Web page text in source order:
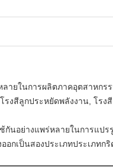
ลายในการผลิตภาคอุตสาหกร
สีลูกประหยัดพลังงาน, โรง
นอย่างแพร่หลายในการแปร
อกเป็นสองประเภทประเภท